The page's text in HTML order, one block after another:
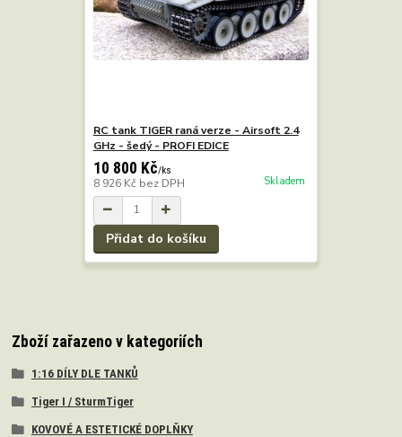
RC tank TIGER raná verze - Airsoft 2.4
GHz - šedý - PROFI EDICE
10 800 Kč/ks
8 926 Kč bez DPH Skladem
Přidat do košíku
Zboží zařazeno v kategoriích
1:16 DÍLY DLE TANKŮ
Tiger I / SturmTiger
KOVOVÉ A ESTETICKÉ DOPLŇKY